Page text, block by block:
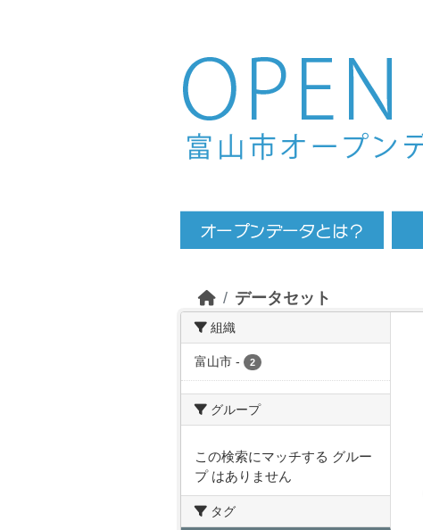
Skip to main content
データセット
組織
富山市 - 2
グループ
この検索にマッチする グルー
プ はありません
タグ